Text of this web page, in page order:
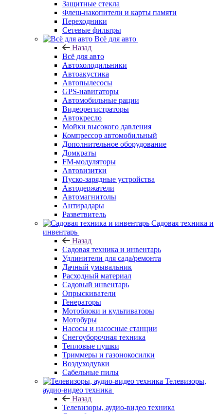
Защитные стекла
Флеш-накопители и карты памяти
Переходники
Сетевые фильтры
Всё для авто
Назад
Всё для авто
Автохолодильники
Автоакустика
Автопылесосы
GPS-навигаторы
Автомобильные рации
Видеорегистраторы
Автокресло
Мойки высокого давления
Компрессор автомобильный
Дополнительное оборудование
Домкраты
FM-модуляторы
Автовизитки
Пуско-зарядные устройства
Автодержатели
Автомагнитолы
Антирадары
Разветвитель
Садовая техника и
инвентарь
Назад
Садовая техника и инвентарь
Удлинители для сада/ремонта
Дачный умывальник
Расходный материал
Садовый инвентарь
Опрыскиватели
Генераторы
Мотоблоки и культиваторы
Мотобуры
Насосы и насосные станции
Снегоуборочная техника
Тепловые пушки
Триммеры и газонокосилки
Воздуходувки
Сабельные пилы
Телевизоры,
аудио-видео техника
Назад
Телевизоры, аудио-видео техника